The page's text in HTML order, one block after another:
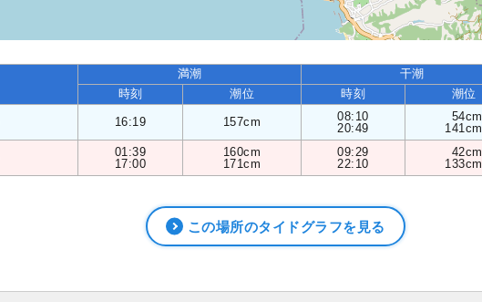
満潮 干潮
時刻 潮位 時刻 潮位
16:19 157cm
08:10
20:49
54cm
141cm
01:39
17:00
160cm
171cm
09:29
22:10
42cm
133cm
この場所のタイドグラフを見る